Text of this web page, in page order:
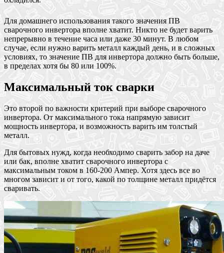
Для домашнего использования такого значения ПВ
сварочного инвертора вполне хватит. Никто не будет варить
непрерывно в течение часа или даже 30 минут. В любом
случае, если нужно варить металл каждый день, и в сложных
условиях, то значение ПВ для инвертора должно быть больше,
в пределах хотя бы 80 или 100%.
Максимальный ток сварки
Это второй по важности критерий при выборе сварочного
инвертора. От максимального тока напрямую зависит
мощность инвертора, и возможность варить им толстый
металл.
Для бытовых нужд, когда необходимо сварить забор на даче
или бак, вполне хватит сварочного инвертора с
максимальным током в 160-200 Ампер. Хотя здесь все во
многом зависит и от того, какой по толщине металл придётся
сваривать.